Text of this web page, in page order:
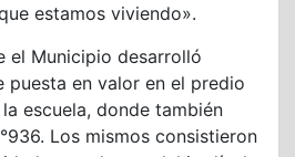
estamos viviendo».
el Municipio desarrolló
en valor en el predio
escuela, donde también
Los mismos consistieron